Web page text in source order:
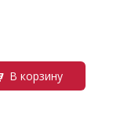
В корзину